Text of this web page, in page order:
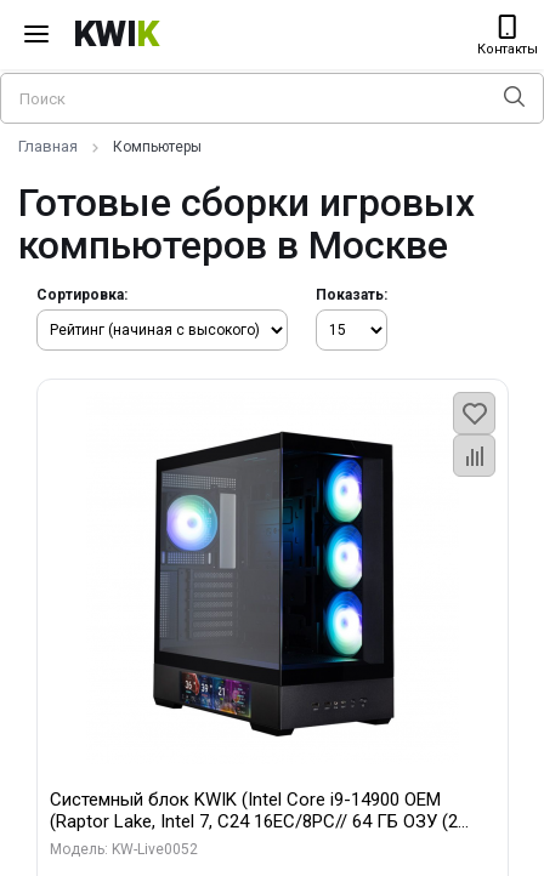
KWIK Контакты
Главная Компьютеры
Готовые сборки игровых
компьютеров в Москве
Сортировка: Показать:
Системный блок KWIK (Intel Core i9-14900 OEM
(Raptor Lake, Intel 7, C24 16EC/8PC// 64 ГБ ОЗУ (2
модуля)/ Palit RTX5080 GAMINGPRO OC 16GB GDDR7
Модель: KW-Live0052